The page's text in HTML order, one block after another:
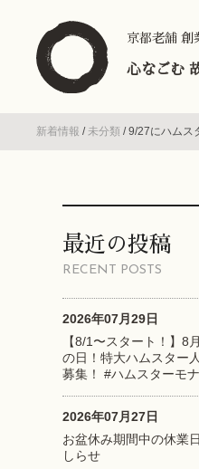
京都老舗 創
心なごむ
新着情報 / 未分類 /9/27にハムス
最近の投稿
RECENT POSTS
2026年07月29日
【8/1〜スタート！】8
の日！特大ハムスター
募集！ #ハムスターモ
2026年07月27日
お盆休み期間中の休業
しらせ